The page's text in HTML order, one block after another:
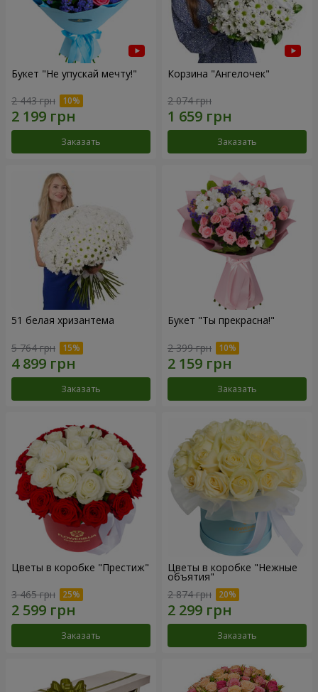
Букет "Не упускай мечту!"
2 443 грн
Заказать
Корзина "Ангелочек"
2 074 грн
Заказать
51 белая хризантема
5 764 грн
Заказать
Букет "Ты прекрасна!"
2 399 грн
Заказать
Цветы в коробке "Престиж"
3 465 грн
Заказать
Цветы в коробке "Нежные
объятия"
2 874 грн
Заказать